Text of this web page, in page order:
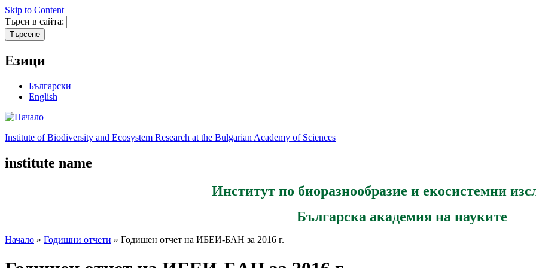
Skip to Content
Търси в сайта:
Езици
Български
English
Institute of Biodiversity and Ecosystem Research at the Bulgarian Academy of Sciences
institute name
Институт по биоразнообразие и екосистемни
Българска академия на науките
Начало » Годишни отчети » Годишен отчет на ИБЕИ-БАН за 2016 г.